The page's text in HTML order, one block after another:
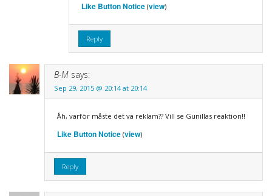
Like Button Notice(view)
Reply
B-M says:
Sep 29, 2015 @ 20:14 at 20:14
Åh, varför måste det va reklam?? Vill se Gunillas reaktion!!
Like Button Notice(view)
Reply